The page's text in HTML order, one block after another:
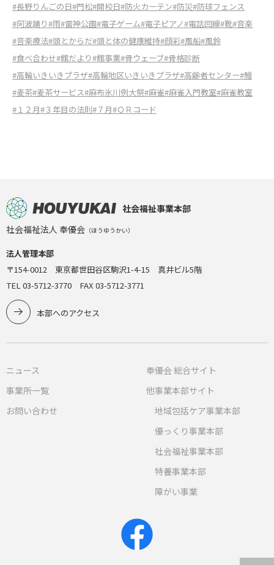
#長野りんごの日#門松#開校日#防火カーテン#防災#防球フェンス
#阿波踊り#雨#雷神公園#電子ゲーム#電子ピアノ#電話回線#靴#音楽
#音楽療法#頭とからだ#頭と体の健康維持#顔彩#風船#風鈴
#食べ合わせ#館だより#館事業#骨ウェーブ#骨格診断
#高輪いきいきプラザ#高輪地区いきいきプラザ#高齢者センター#鰻
#麦茶#麦茶サービス#麻布氷川例大祭#麻雀#麻雀入門教室#麻雀教室
#１２月#３年目の法則#７月#ＱＲコード
社会福祉事業本部
社会福祉法人 奉優会 （ほうゆうかい）
法人管理本部
〒154-0012 東京都世田谷区駒沢1-4-15 真井ビル5階
TEL 03-5712-3770 FAX 03-5712-3771
本部へのアクセス
ニュース
事業所一覧
お問い合わせ
奉優会 総合サイト
他事業本部サイト
地域包括ケア事業本部
優っくり事業本部
社会福祉事業本部
特養事業本部
障がい事業